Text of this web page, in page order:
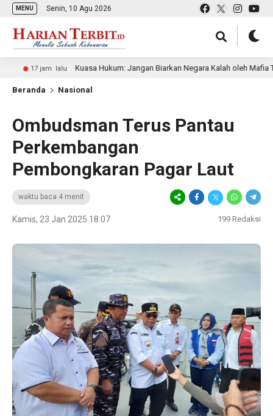
MENU Senin, 10 Agu 2026
Kuasa Hukum: Jangan Biarkan Negara Kalah oleh Mafia Tanah
Beranda Nasional
Ombudsman Terus Pantau
Perkembangan
Pembongkaran Pagar Laut
waktu baca 4 menit
Kamis, 23 Jan 2025 18:07 199 Redaksi